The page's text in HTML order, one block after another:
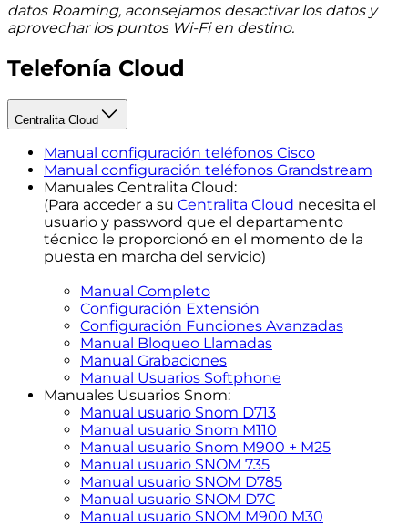
datos Roaming, aconsejamos desactivar los datos y
aprovechar los puntos Wi-Fi en destino.
Telefonía Cloud
Centralita Cloud
Manual configuración teléfonos Cisco
Manual configuración teléfonos Grandstream
Manuales Centralita Cloud:
(Para acceder a su Centralita Cloud necesita el
usuario y password que el departamento
técnico le proporcionó en el momento de la
puesta en marcha del servicio)
Manual Completo
Configuración Extensión
Configuración Funciones Avanzadas
Manual Bloqueo Llamadas
Manual Grabaciones
Manual Usuarios Softphone
Manuales Usuarios Snom:
Manual usuario Snom D713
Manual usuario Snom M110
Manual usuario Snom M900 + M25
Manual usuario SNOM 735
Manual usuario SNOM D785
Manual usuario SNOM D7C
Manual usuario SNOM M900 M30